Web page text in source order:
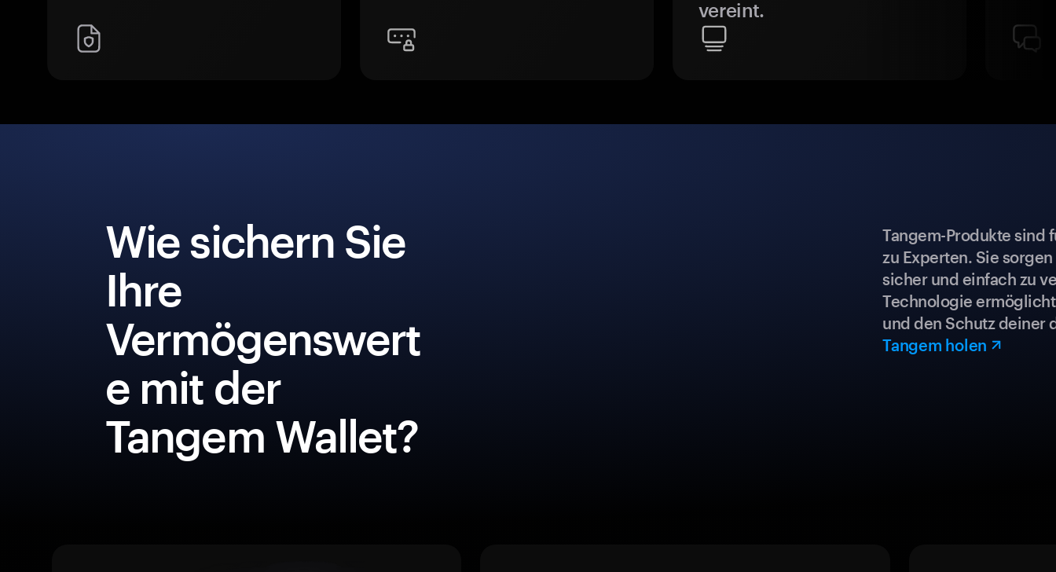
vereint.
Wie sichern Sie
Ihre
Vermögenswert
e mit der
Tangem Wallet?
Tangem-Produkte sind
zu Experten. Sie
sicher und einfach zu
Technologie
und den Schutz deiner
Tangem holen